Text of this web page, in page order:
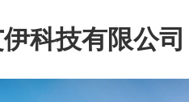
科技有限公司